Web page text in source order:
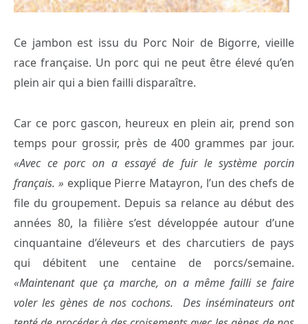
Ce jambon est issu du Porc Noir de Bigorre, vieille
race française. Un porc qui ne peut être élevé qu’en
plein air qui a bien failli disparaître.
Car ce porc gascon, heureux en plein air, prend son
temps pour grossir, près de 400 grammes par jour.
«Avec ce porc on a essayé de fuir le système porcin
français. » explique Pierre Matayron, l’un des chefs de
file du groupement. Depuis sa relance au début des
années 80, la filière s’est développée autour d’une
cinquantaine d’éleveurs et des charcutiers de pays
qui débitent une centaine de porcs/semaine.
«Maintenant que ça marche, on a même failli se faire
voler les gènes de nos cochons. Des inséminateurs ont